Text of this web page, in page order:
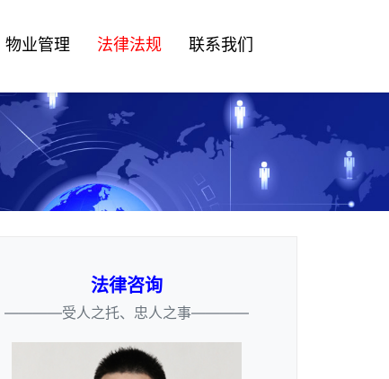
物业管理 法律法规 联系我们
法律咨询
————受人之托、忠人之事————